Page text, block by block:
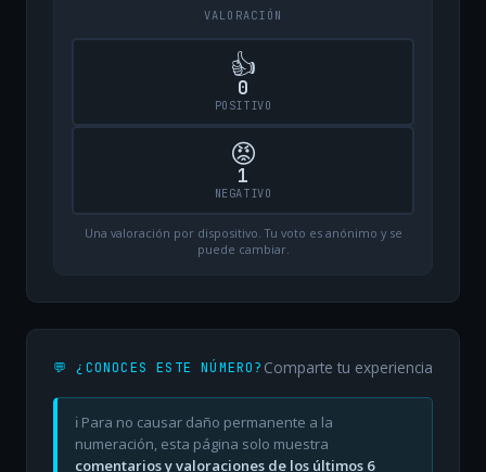
VALORACIÓN
👍
0
POSITIVO
😡
1
NEGATIVO
Una valoración por dispositivo. Tu voto es anónimo y se
puede cambiar.
💬 ¿CONOCES ESTE NÚMERO? Comparte tu experiencia
ℹ️ Para no causar daño permanente a la
numeración, esta página solo muestra
comentarios y valoraciones de los últimos 6